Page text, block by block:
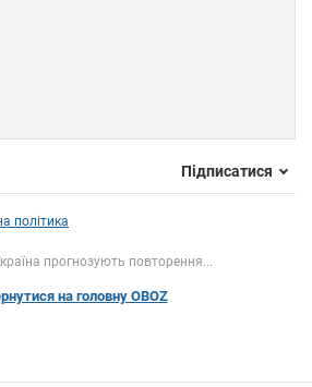
Підписатися
політика
прогнозують повторення...
на головну OBOZ